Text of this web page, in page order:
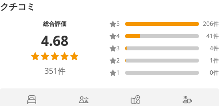
クチコミ
総合評価
4.68
351件
5 206件
4
41件
3
4件
2
1件
1
0件